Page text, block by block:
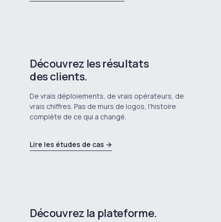
Découvrez les résultats
des clients.
De vrais déploiements, de vrais opérateurs, de
vrais chiffres. Pas de murs de logos, l'histoire
complète de ce qui a changé.
Lire les études de cas →
Découvrez la plateforme.